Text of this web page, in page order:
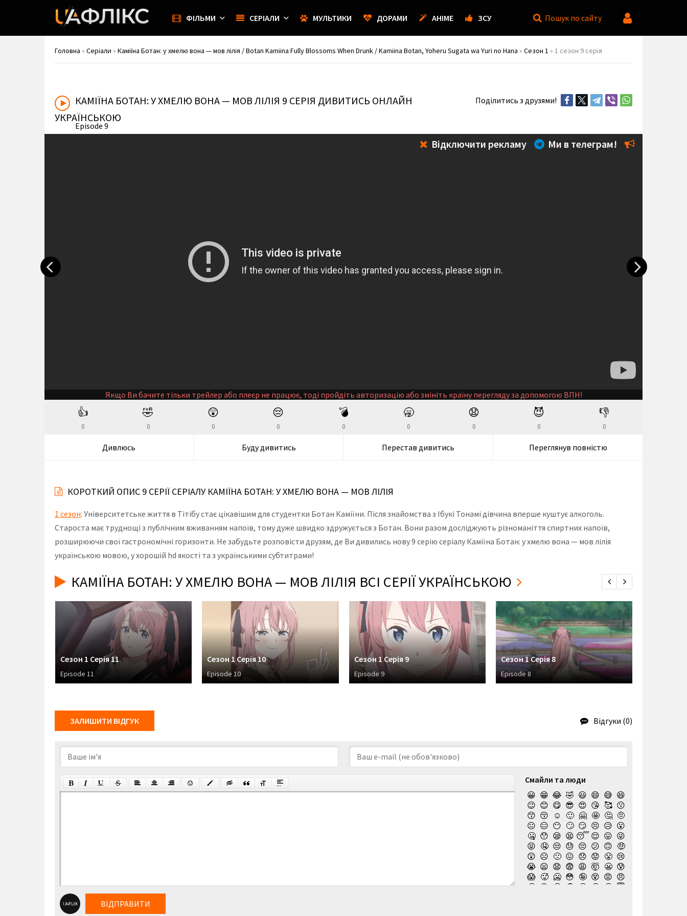
ФІЛЬМИ СЕРІАЛИ МУЛЬТИКИ ДОРАМИ АНІМЕ ЗСУ Пошук по сайту
Головна » Серіали » Каміїна Ботан: у хмелю вона — мов лілія / Botan Kamiina Fully Blossoms When Drunk / Kamiina Botan, Yoheru Sugata wa Yuri no Hana » Сезон 1 » 1 сезон 9 серія
Поділитись з друзями!
КАМІЇНА БОТАН: У ХМЕЛЮ ВОНА — МОВ ЛІЛІЯ 9 СЕРІЯ ДИВИТИСЬ ОНЛАЙН
УКРАЇНСЬКОЮ
Episode 9
Відключити рекламу Ми в телеграм!
Якщо Ви бачите тільки трейлер або плеєр не працює, тоді пройдіть авторизацію або змініть країну перегляду за допомогою ВПН!
👍
0
🤣
0
😲
0
😔
0
💣
0
🥱
0
😧
0
😈
0
👎
0
Дивлюсь Буду дивитись Перестав дивитись Переглянув повністю
КОРОТКИЙ ОПИС 9 СЕРІЇ СЕРІАЛУ КАМІЇНА БОТАН: У ХМЕЛЮ ВОНА — МОВ ЛІЛІЯ
1 сезон: Університетське життя в Тітібу стає цікавішим для студентки Ботан Каміїни. Після знайомства з Ібукі Тонамі дівчина вперше куштує алкоголь.
Староста має труднощі з публічним вживанням напоїв, тому дуже швидко здружується з Ботан. Вони разом досліджують різноманіття спиртних напоїв,
розширюючи свої гастрономічні горизонти. Не забудьте розповісти друзям, де Ви дивились нову 9 серію серіалу Каміїна Ботан: у хмелю вона — мов лілія
українською мовою, у хорошій hd якості та з українськими субтитрами!
КАМІЇНА БОТАН: У ХМЕЛЮ ВОНА — МОВ ЛІЛІЯ ВСІ СЕРІЇ УКРАЇНСЬКОЮ
Сезон 1 Серія 11
Episode 11
Сезон 1 Серія 10
Episode 10
Сезон 1 Серія 9
Episode 9
Сезон 1 Серія 8
Episode 8
ЗАЛИШИТИ ВІДГУК Відгуки (0)
Смайли та люди
😀 😁 😂 🤣 😃 😄 😅 😆
😉 😊 😋 😎 😍 😘 🥰 😗
😙 😚 ☺️ 🙂 🤗 🤩 🤔 🤨
😐 😑 😶 🙄 😏 😣 😥 😮
🤐 😯 😪 😫 😴 😌 😛 😜
😝 🤤 😒 😓 😔 😕 🙃 🤑
😲 ☹️ 🙁 😖 😞 😟 😤 😢
😭 😦 😧 😨 😩 🤯 😬 😰
😱 🥵 🥶 😳 🤪 😵 😡 😠
🤬
😷 🤒 🤕 🤢 🤮 🤧 😇
ВІДПРАВИТИ